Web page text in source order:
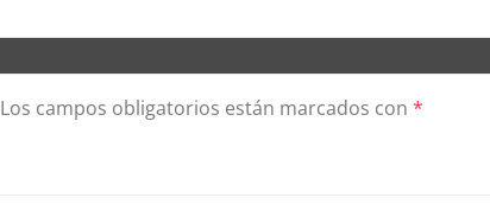
Los campos obligatorios están marcados con *